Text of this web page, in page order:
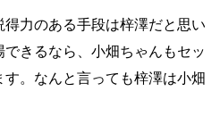
力のある手段は梓澤だと思い
きるなら、小畑ちゃんもセッ
す。なんと言っても梓澤は小畑